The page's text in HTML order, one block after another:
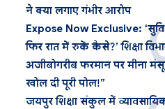
ने क्या लगाए गंभीर आरोप
Expose Now Exclusive:
फिर रात में रुकें कैसे?’ शिक्षा
अजीबोगरीब फरमान पर मीना
खोल दी पूरी पोल!”
जयपुर शिक्षा संकुल में व्यावसायिक